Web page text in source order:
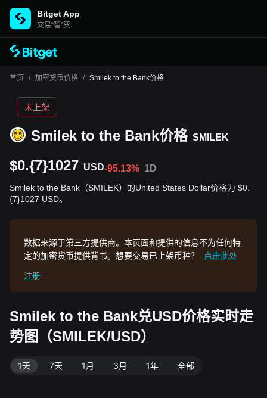
Bitget App
交易“智”变
首页 / 加密货币价格 / Smilek to the Bank价格
Smilek to the Bank价格 SMILEK
未上架
$0.{7}1027 USD-95.13% 1D
Smilek to the Bank（SMILEK）的United States Dollar价格为 $0.
{7}1027 USD。
数据来源于第三方提供商。本页面和提供的信息不为任何特
定的加密货币提供背书。想要交易已上架币种？
点击此处
注册
Smilek to the Bank兑USD价格实时走
势图（SMILEK/USD）
1天 7天 1月 3月 1年 全部